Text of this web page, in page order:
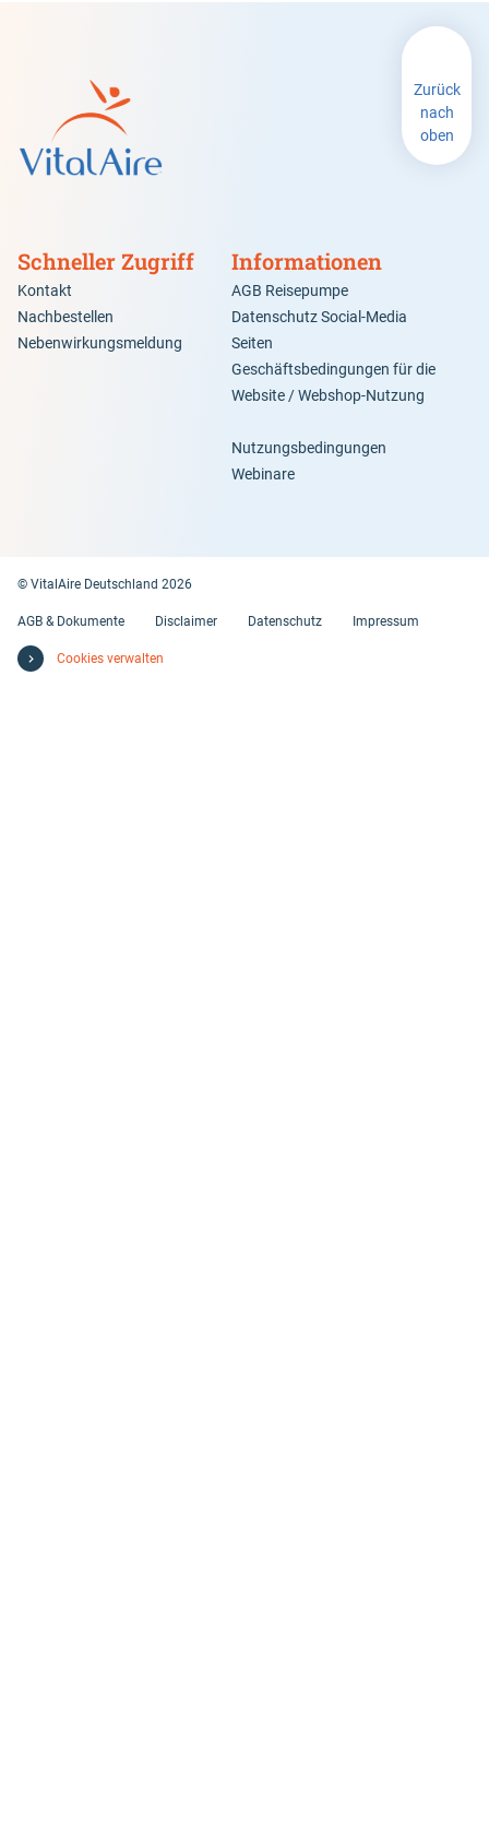
Schneller Zugriff
Kontakt
Nachbestellen
Nebenwirkungsmeldung
Informationen
AGB Reisepumpe
Datenschutz Social-Media
Seiten
Geschäftsbedingungen für die
Website / Webshop-Nutzung
Nutzungsbedingungen
Webinare
Zurück
nach
oben
© VitalAire Deutschland 2026
AGB & Dokumente Disclaimer Datenschutz Impressum
Cookies verwalten